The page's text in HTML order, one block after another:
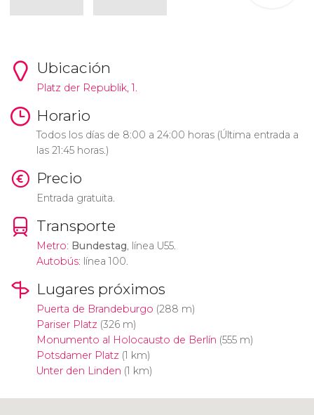
Ubicación
Platz der Republik, 1.
Horario
Todos los días de 8:00 a 24:00 horas (Última entrada a
las 21:45 horas.)
Precio
Entrada gratuita.
Transporte
Metro: Bundestag, línea U55.
Autobús: línea 100.
Lugares próximos
Puerta de Brandeburgo (288 m)
Pariser Platz (326 m)
Monumento al Holocausto de Berlín (555 m)
Potsdamer Platz (1 km)
Unter den Linden (1 km)